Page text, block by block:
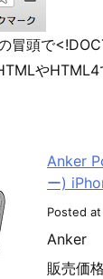
冒頭で
や
Anker
ー)
Posted
Anker
販売価